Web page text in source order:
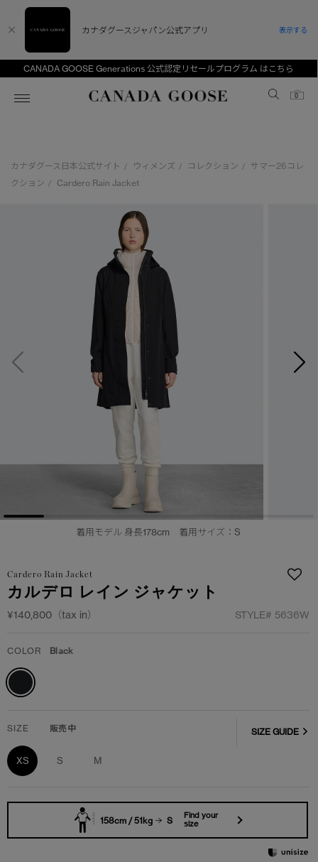
CANADA GOOSE Generations 公式認定リセールプログラム はこちら
Canada Goose
0
スノーグース
アンバサダー
スプリングコレクション
ウィメンズ TOP
ベストセラー
サマー 26 コレクション
サマー 26 コレクションLOOK
日本限定モデル
スノーグース
メイドインジャパンTシャツ
アウターウェア
アクセサリー
フットウェア
メンズ TOP
ベストセラー
サマー 26 コレクション
サマー 26 コレクションLOOK
日本限定モデル
スノーグース
メイドインジャパンTシャツ
アウターウェア
アクセサリー
フットウェア
キッズ TOP
ベビー（0‐24ヵ月)
キッズ（2‐7歳)
ユース（6＋歳)
コレクション
CANADA GOOSE Generationsは、アウター
ウェアの下取り・再販を通じて、長く愛される製
品の価値を受け継いでいきます。
アーカイブの希少なピースもご覧いただけます。
詳しく見る
カナダグース日本公式サイト / ウィメンズ / コレクション /
サマー26コレ
クション
/ Cardero Rain Jacket
着用モデル 身長178cm 着用サイズ：S
Cardero Rain Jacket
カルデロ レイン ジャケット
¥140,800（tax in） STYLE# 5636W
COLOR Black
SIZE 販売中
XS S M
SIZE GUIDE
158cm / 51kg S
Find your
size
カナダグースジャパン公式アプリ 表示する